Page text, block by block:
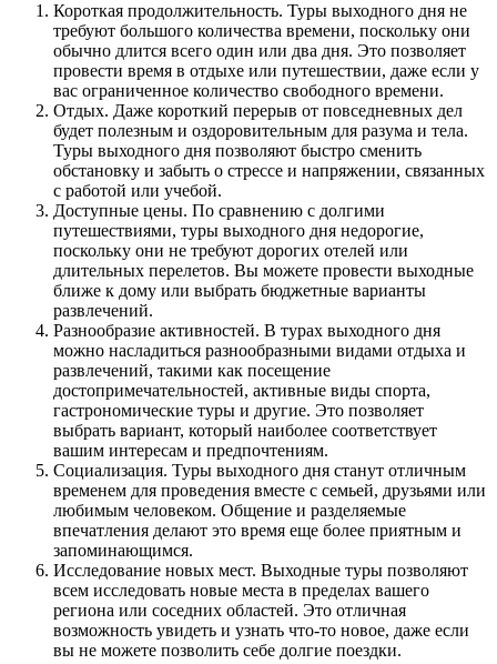
Короткая продолжительность. Туры выходного дня не
требуют большого количества времени, поскольку они
обычно длится всего один или два дня. Это позволяет
провести время в отдыхе или путешествии, даже если у
вас ограниченное количество свободного времени.
Отдых. Даже короткий перерыв от повседневных дел
будет полезным и оздоровительным для разума и тела.
Туры выходного дня позволяют быстро сменить
обстановку и забыть о стрессе и напряжении, связанных
с работой или учебой.
Доступные цены. По сравнению с долгими
путешествиями, туры выходного дня недорогие,
поскольку они не требуют дорогих отелей или
длительных перелетов. Вы можете провести выходные
ближе к дому или выбрать бюджетные варианты
развлечений.
Разнообразие активностей. В турах выходного дня
можно насладиться разнообразными видами отдыха и
развлечений, такими как посещение
достопримечательностей, активные виды спорта,
гастрономические туры и другие. Это позволяет
выбрать вариант, который наиболее соответствует
вашим интересам и предпочтениям.
Социализация. Туры выходного дня станут отличным
временем для проведения вместе с семьей, друзьями или
любимым человеком. Общение и разделяемые
впечатления делают это время еще более приятным и
запоминающимся.
Исследование новых мест. Выходные туры позволяют
всем исследовать новые места в пределах вашего
региона или соседних областей. Это отличная
возможность увидеть и узнать что-то новое, даже если
вы не можете позволить себе долгие поездки.